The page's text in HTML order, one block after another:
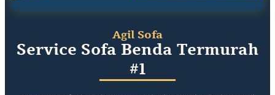
Agil Sofa
Service Sofa Benda Termurah
#1